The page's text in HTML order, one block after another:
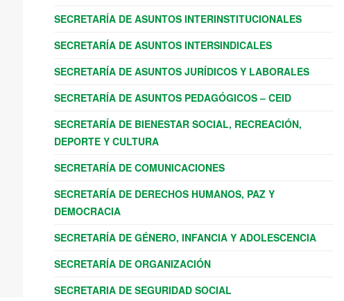
SECRETARÍA DE ASUNTOS INTERINSTITUCIONALES
SECRETARÍA DE ASUNTOS INTERSINDICALES
SECRETARÍA DE ASUNTOS JURÍDICOS Y LABORALES
SECRETARÍA DE ASUNTOS PEDAGÓGICOS – CEID
SECRETARÍA DE BIENESTAR SOCIAL, RECREACIÓN,
DEPORTE Y CULTURA
SECRETARÍA DE COMUNICACIONES
SECRETARÍA DE DERECHOS HUMANOS, PAZ Y
DEMOCRACIA
SECRETARÍA DE GÉNERO, INFANCIA Y ADOLESCENCIA
SECRETARÍA DE ORGANIZACIÓN
SECRETARIA DE SEGURIDAD SOCIAL